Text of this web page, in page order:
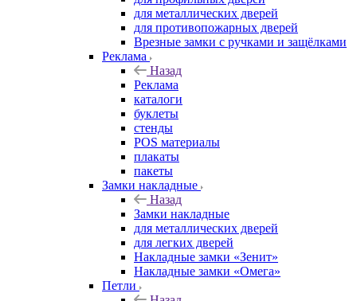
для металлических дверей
для противопожарных дверей
Врезные замки с ручками и защёлками
Реклама
Назад
Реклама
каталоги
буклеты
стенды
POS материалы
плакаты
пакеты
Замки накладные
Назад
Замки накладные
для металлических дверей
для легких дверей
Накладные замки «Зенит»
Накладные замки «Омега»
Петли